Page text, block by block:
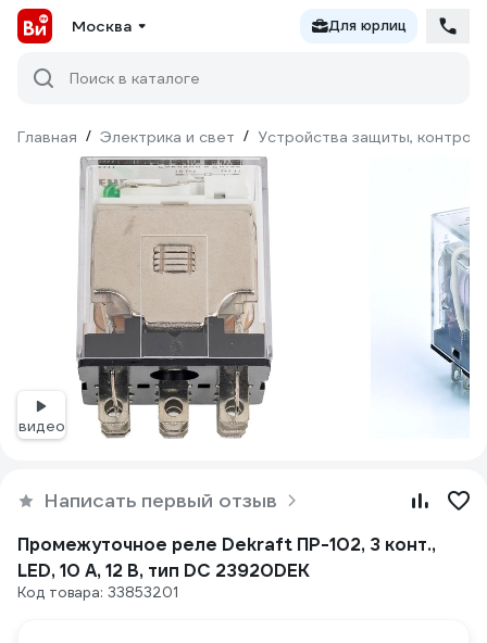
Москва Для юрлиц
Поиск в каталоге
Главная / Электрика и свет / Устройства защиты,
видео
Написать первый отзыв
Промежуточное реле Dekraft ПР-102, 3 конт.,
LED, 10 А, 12 В, тип DC 23920DEK
Код товара: 33853201